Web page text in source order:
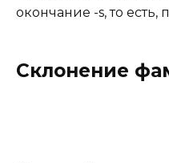
окончание -s, то есть,
Склонение